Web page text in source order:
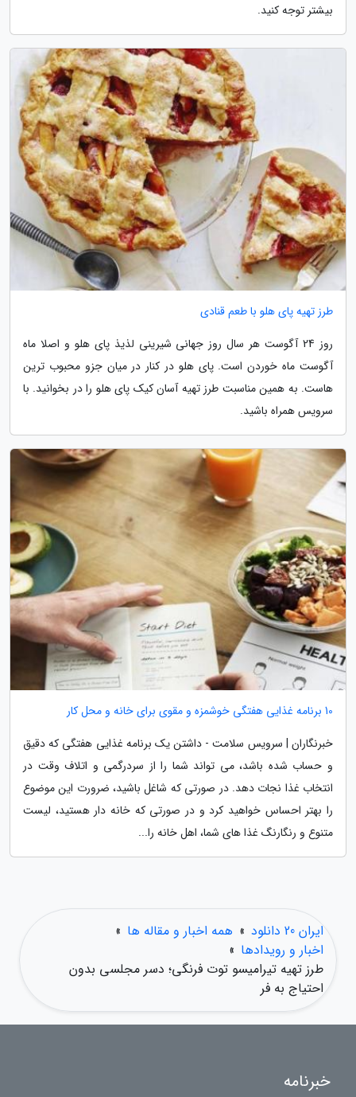
بیشتر توجه کنید.
طرز تهیه پای هلو با طعم قنادی
روز 24 آگوست هر سال روز جهانی شیرینی لذیذ پای هلو و اصلا ماه
آگوست ماه خوردن است. پای هلو در کنار در میان جزو محبوب ترین
هاست. به همین مناسبت طرز تهیه آسان کیک پای هلو را در بخوانید. با
سرویس همراه باشید.
10 برنامه غذایی هفتگی خوشمزه و مقوی برای خانه و محل کار
خبرنگاران | سرویس سلامت - داشتن یک برنامه غذایی هفتگی که دقیق
و حساب شده باشد، می تواند شما را از سردرگمی و اتلاف وقت در
انتخاب غذا نجات دهد. در صورتی که شاغل باشید، ضرورت این موضوع
را بهتر احساس خواهید کرد و در صورتی که خانه دار هستید، لیست
متنوع و رنگارنگ غذا های شما، اهل خانه را...
ایران 20 دانلود » همه اخبار و مقاله ها »
اخبار و رویدادها »
طرز تهیه تیرامیسو توت فرنگی؛ دسر مجلسی بدون
احتیاج به فر
خبرنامه